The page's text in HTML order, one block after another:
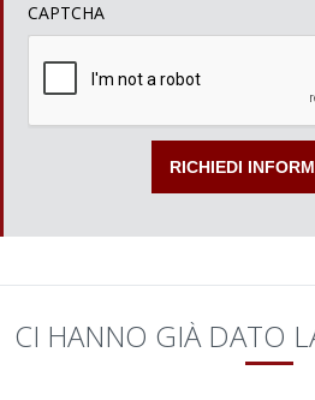
CAPTCHA
CI HANNO GIÀ DATO